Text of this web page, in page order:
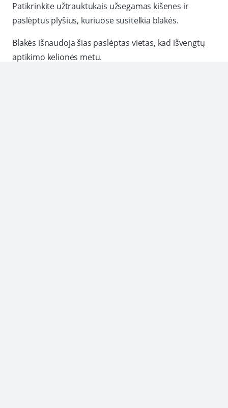
Patikrinkite užtrauktukais užsegamas kišenes ir
paslėptus plyšius, kuriuose susitelkia blakės.
Blakės išnaudoja šias paslėptas vietas, kad išvengtų
aptikimo kelionės metu.